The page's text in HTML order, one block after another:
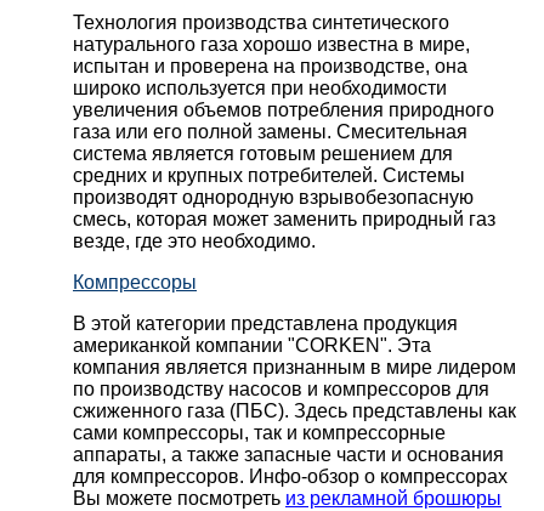
Технология производства синтетического
натурального газа хорошо известна в мире,
испытан и проверена на производстве, она
широко используется при необходимости
увеличения объемов потребления природного
газа или его полной замены. Смесительная
система является готовым решением для
средних и крупных потребителей. Системы
производят однородную взрывобезопасную
смесь, которая может заменить природный газ
везде, где это необходимо.
Компрессоры
В этой категории представлена продукция
американкой компании "CORKEN". Эта
компания является признанным в мире лидером
по производству насосов и компрессоров для
сжиженного газа (ПБС). Здесь представлены как
сами компрессоры, так и компрессорные
аппараты, а также запасные части и основания
для компрессоров. Инфо-обзор о компрессорах
Вы можете посмотреть из рекламной брошюры